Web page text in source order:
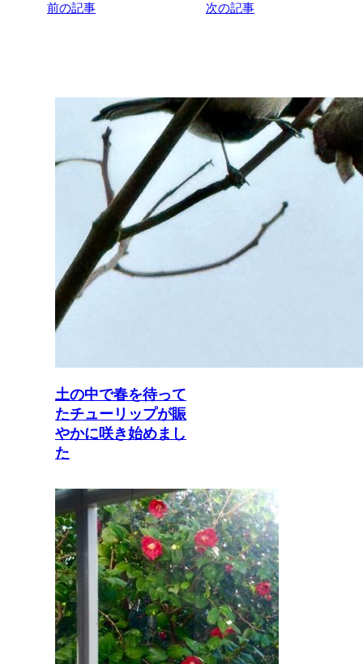
前の記事 次の記事
土の中で春を待って
たチューリップが賑
やかに咲き始めまし
た